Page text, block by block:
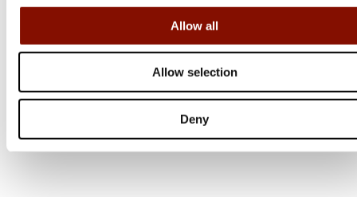
Allow all
Allow selection
Deny
Flera varianter